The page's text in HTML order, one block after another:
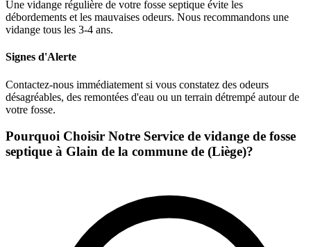
Une vidange régulière de votre fosse septique évite les
débordements et les mauvaises odeurs. Nous recommandons une
vidange tous les 3-4 ans.
Signes d'Alerte
Contactez-nous immédiatement si vous constatez des odeurs
désagréables, des remontées d'eau ou un terrain détrempé autour de
votre fosse.
Pourquoi Choisir Notre Service de vidange de fosse
septique à Glain de la commune de (Liège)?